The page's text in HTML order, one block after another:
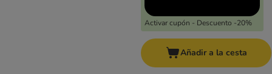
Activar cupón - Descuento -20%
Añadir a la cesta